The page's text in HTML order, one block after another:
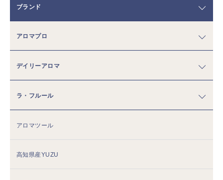
ブランド
アロマプロ
デイリーアロマ
ラ・フルール
アロマツール
高知県産YUZU